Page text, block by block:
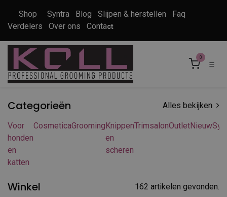
Shop Syntra Blog Slijpen & herstellen
Faq
Verdelers
Over ons Contact
0
Categorieën Alles bekijken
Voor
honden
en
katten
CosmeticaGroomingKnippen
en
scheren
TrimsalonOutletNieuw
Winkel 162 artikelen gevonden.